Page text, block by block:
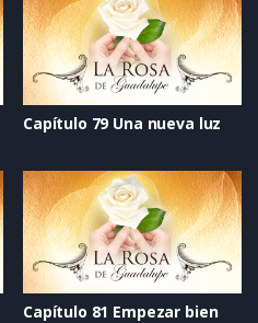
Capítulo 79 Una nueva luz
Capítulo 81 Empezar bien